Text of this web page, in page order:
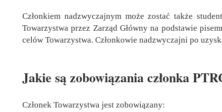
Członek Towarzystwa jest zobowiązany:
Jakie są zobowiązania członka
Członkiem nadzwyczajnym może zostać także
Towarzystwa przez Zarząd Główny na podstawie
celów Towarzystwa. Członkowie nadzwyczajni po